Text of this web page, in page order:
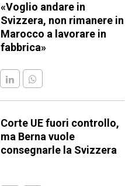
«Voglio andare in
Svizzera, non rimanere in
Marocco a lavorare in
fabbrica»
Corte UE fuori controllo,
ma Berna vuole
consegnarle la Svizzera